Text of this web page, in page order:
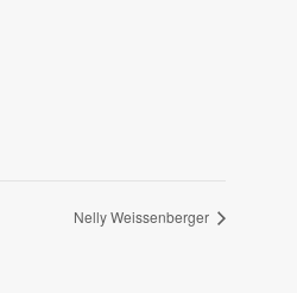
Nelly Weissenberger